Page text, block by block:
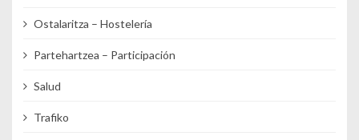
Ostalaritza – Hostelería
Partehartzea – Participación
Salud
Trafiko